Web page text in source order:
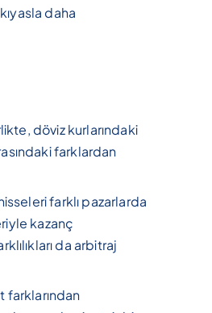
daha
döviz kurlarındaki
farklardan
farklı pazarlarda
kazanç
da arbitraj
farklarından